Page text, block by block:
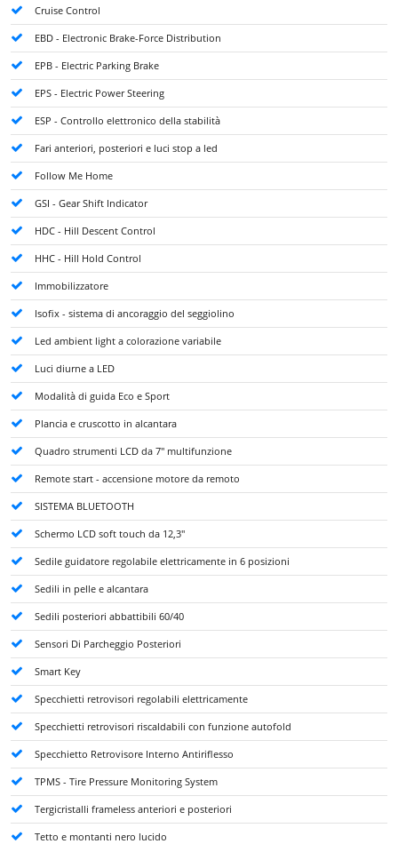
Cruise Control
EBD - Electronic Brake-Force Distribution
EPB - Electric Parking Brake
EPS - Electric Power Steering
ESP - Controllo elettronico della stabilità
Fari anteriori, posteriori e luci stop a led
Follow Me Home
GSI - Gear Shift Indicator
HDC - Hill Descent Control
HHC - Hill Hold Control
Immobilizzatore
Isofix - sistema di ancoraggio del seggiolino
Led ambient light a colorazione variabile
Luci diurne a LED
Modalità di guida Eco e Sport
Plancia e cruscotto in alcantara
Quadro strumenti LCD da 7" multifunzione
Remote start - accensione motore da remoto
SISTEMA BLUETOOTH
Schermo LCD soft touch da 12,3"
Sedile guidatore regolabile elettricamente in 6 posizioni
Sedili in pelle e alcantara
Sedili posteriori abbattibili 60/40
Sensori Di Parcheggio Posteriori
Smart Key
Specchietti retrovisori regolabili elettricamente
Specchietti retrovisori riscaldabili con funzione autofold
Specchietto Retrovisore Interno Antiriflesso
TPMS - Tire Pressure Monitoring System
Tergicristalli frameless anteriori e posteriori
Tetto e montanti nero lucido